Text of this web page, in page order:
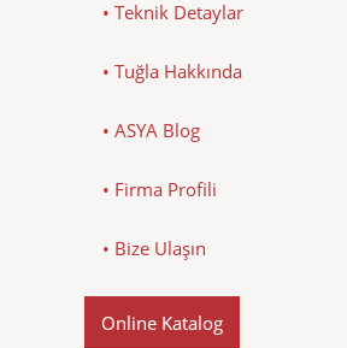
• Teknik Detaylar
• Tuğla Hakkında
• ASYA Blog
• Firma Profili
• Bize Ulaşın
Online Katalog